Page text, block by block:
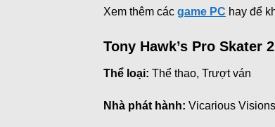
Xem thêm các game PC hay để
Tony Hawk’s Pro Skater 2
Thể loại: Thể thao, Trượt ván
Nhà phát hành: Vicarious Visions